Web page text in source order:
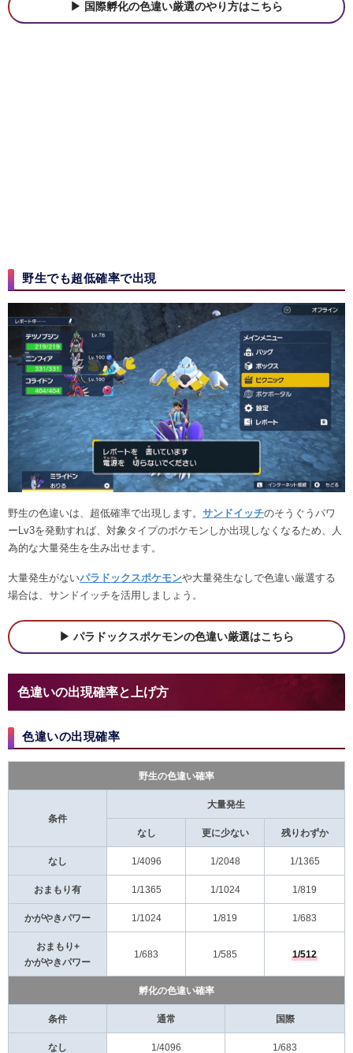
国際孵化の色違い厳選のやり方はこちら
野生でも超低確率で出現
野生の色違いは、超低確率で出現します。 サンドイッチのそうぐうパワ
ーLv3を発動すれば、対象タイプのポケモンしか出現しなくなるため、人
為的な大量発生を生み出せます。
大量発生がないパラドックスポケモンや大量発生なしで色違い厳選する
場合は、サンドイッチを活用しましょう。
パラドックスポケモンの色違い厳選はこちら
色違いの出現確率と上げ方
色違いの出現確率​
野生の色違い確率
条件
大量発生
なし 更に少ない 残りわずか
なし 1/4096 1/2048 1/1365
おまもり有 1/1365 1/1024 1/819
かがやきパワー 1/1024 1/819 1/683
おまもり+
かがやきパワー
1/683 1/585 1/512
孵化の色違い確率
条件 通常 国際
なし 1/4096 1/683